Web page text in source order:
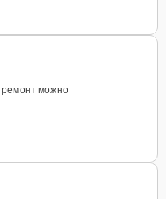
ремонт можно